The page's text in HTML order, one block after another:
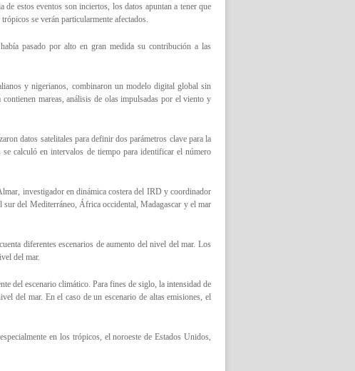
estos eventos son inciertos, los datos apuntan a tener que
se verán particularmente afectados.
pasado por alto en gran medida su contribución a las
y nigerianos, combinaron un modelo digital global sin
mareas, análisis de olas impulsadas por el viento y
datos satelitales para definir dos parámetros clave para la
calculó en intervalos de tiempo para identificar el número
investigador en dinámica costera del IRD y coordinador
del Mediterráneo, África occidental, Madagascar y el mar
diferentes escenarios de aumento del nivel del mar. Los
del mar.
del escenario climático. Para fines de siglo, la intensidad de
del mar. En el caso de un escenario de altas emisiones, el
en los trópicos, el noroeste de Estados Unidos,